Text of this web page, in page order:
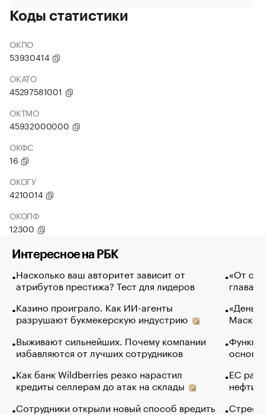
Коды статистики
ОКПО
53930414
ОКАТО
45297581001
ОКТМО
45932000000
ОКФС
16
ОКОГУ
4210014
ОКОПФ
12300
Интересное на РБК
Насколько ваш авторитет зависит от
атрибутов престижа? Тест для лидеров
Казино проиграло. Как ИИ-агенты
разрушают букмекерскую индустрию
Выживают сильнейших. Почему компании
избавляются от лучших сотрудников
Как банк Wildberries резко нарастил
кредиты селлерам до атак на склады
Сотрудники открыли новый способ вредить
«От
глава
Маск в
основ
ЕС
нефти